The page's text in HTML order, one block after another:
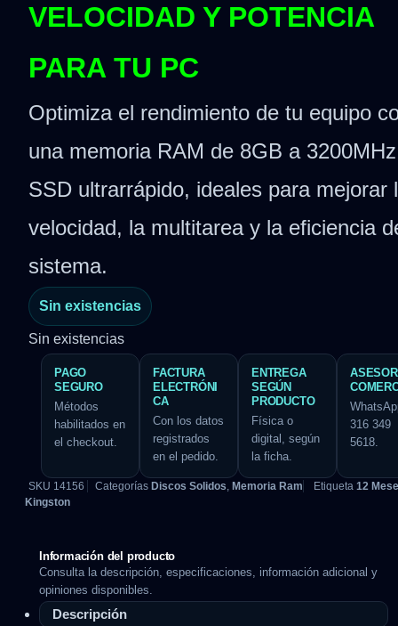
VELOCIDAD Y POTENCIA
PARA TU PC
Optimiza el rendimiento de tu equipo
una memoria RAM de 8GB a
SSD ultrarrápido, ideales para mejorar
velocidad, la multitarea y la eficiencia
sistema.
Sin existencias
Sin existencias
PAGO
SEGURO
Métodos
habilitados en
el checkout.
FACTURA
ELECTRÓNI
CA
Con los datos
registrados
en el pedido.
ENTREGA
SEGÚN
PRODUCTO
Física o
digital, según
la ficha.
316 349
5618.
SKU 14156 Categorías Discos Solidos, Memoria Ram Etiqueta 12
Kingston
Información del producto
Consulta la descripción, especificaciones, información adicional y
opiniones disponibles.
Descripción